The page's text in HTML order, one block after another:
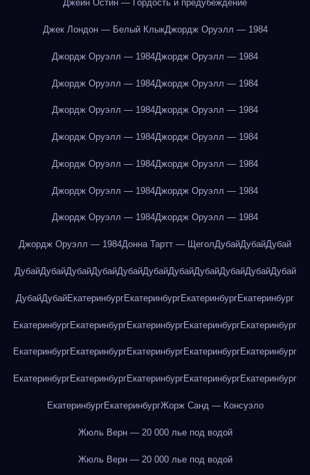
Джейн Остин — Гордость и предубеждение
Джек Лондон — Белый КлыкДжордж Оруэлл — 1984
Джордж Оруэлл — 1984Джордж Оруэлл — 1984
Джордж Оруэлл — 1984Джордж Оруэлл — 1984
Джордж Оруэлл — 1984Джордж Оруэлл — 1984
Джордж Оруэлл — 1984Джордж Оруэлл — 1984
Джордж Оруэлл — 1984Джордж Оруэлл — 1984
Джордж Оруэлл — 1984Джордж Оруэлл — 1984
Джордж Оруэлл — 1984Джордж Оруэлл — 1984
Джордж Оруэлл — 1984Донна Тартт — ЩеголДубайДубайДубай
ДубайДубайДубайДубайДубайДубайДубайДубайДубайДубайДубай
ДубайДубайЕкатеринбургЕкатеринбургЕкатеринбургЕкатеринбург
ЕкатеринбургЕкатеринбургЕкатеринбургЕкатеринбургЕкатеринбург
ЕкатеринбургЕкатеринбургЕкатеринбургЕкатеринбургЕкатеринбург
ЕкатеринбургЕкатеринбургЕкатеринбургЕкатеринбургЕкатеринбург
ЕкатеринбургЕкатеринбургЖорж Санд — Консуэло
Жюль Верн — 20 000 лье под водой
Жюль Верн — 20 000 лье под водой